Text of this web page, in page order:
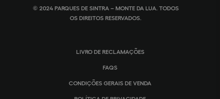
© 2024 PARQUES DE SINTRA – MONTE DA LUA. TODOS
OS DIREITOS RESERVADOS.
LIVRO DE RECLAMAÇÕES
FAQS
CONDIÇÕES GERAIS DE VENDA